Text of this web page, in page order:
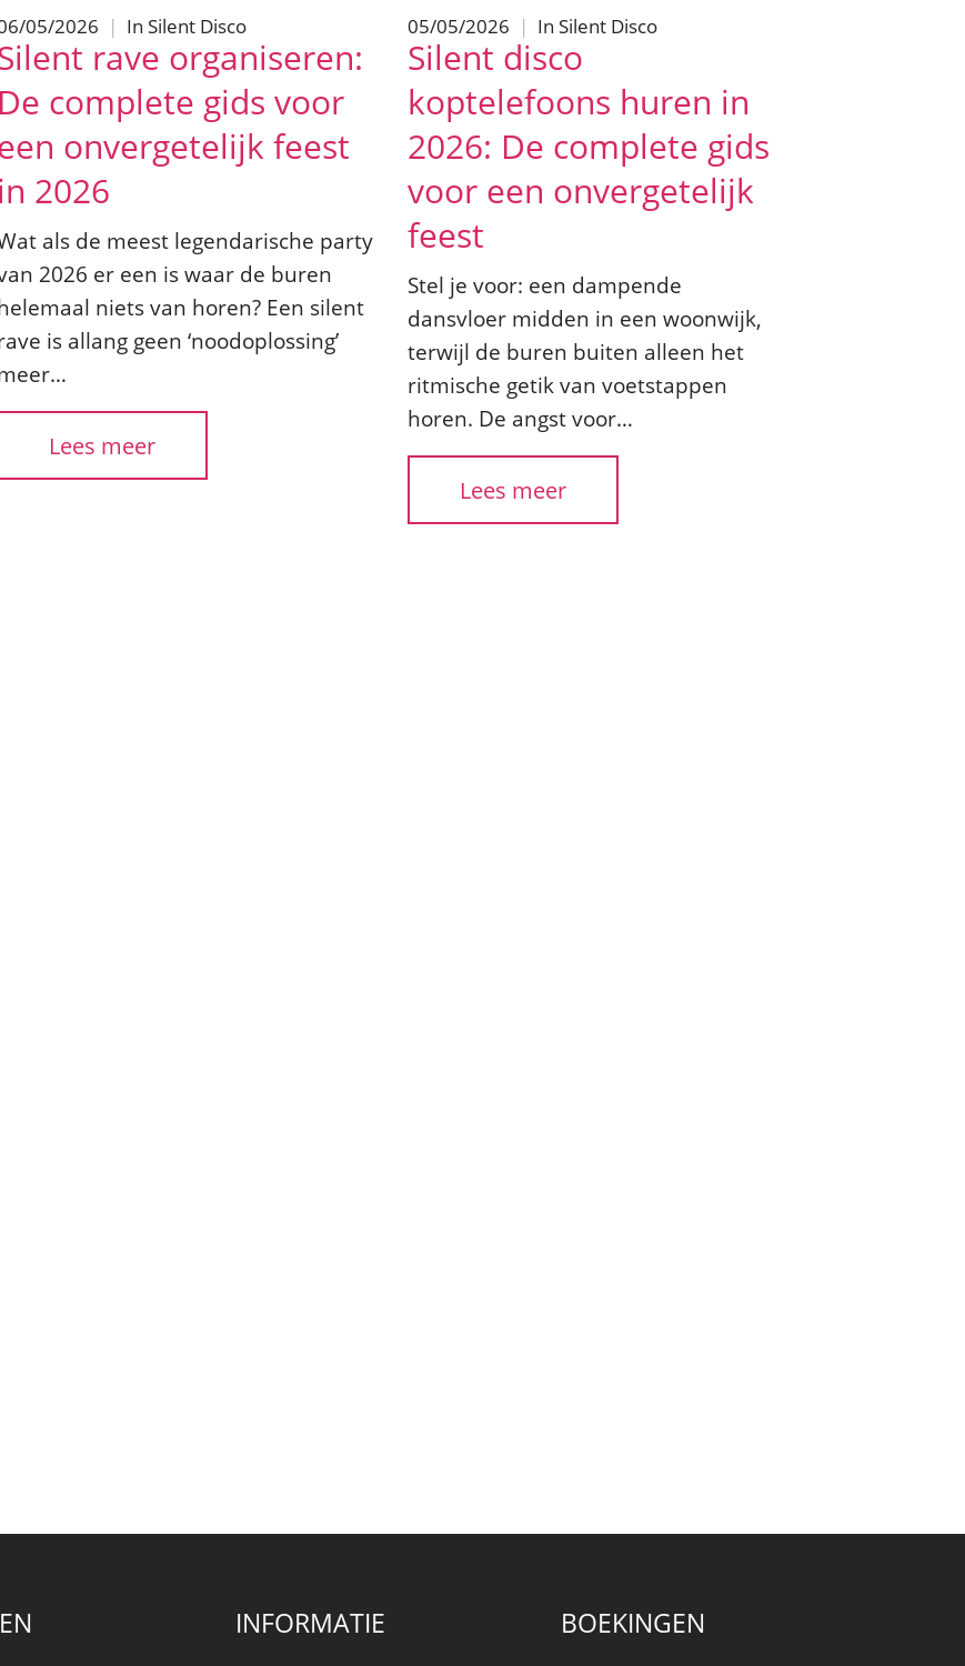
05/2026 | In Silent Disco
rave organiseren:
De complete gids voor
onvergetelijk feest
in 2026
als de meest legendarische party
2026 er een is waar de buren
niets van horen? Een silent
is allang geen ‘noodoplossing’
Lees meer
05/05/2026 | In Silent Disco
Silent disco
koptelefoons huren in
2026: De complete gids
voor een onvergetelijk
feest
Stel je voor: een dampende
dansvloer midden in een woonwijk,
terwijl de buren buiten alleen het
ritmische getik van voetstappen
horen. De angst voor…
Lees meer
INFORMATIE BOEKINGEN